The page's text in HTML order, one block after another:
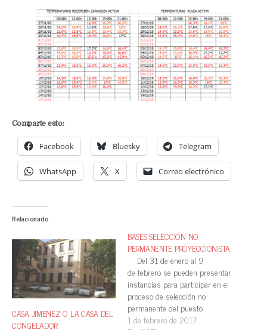
Comparte esto:
Facebook Bluesky Telegram
WhatsApp X Correo electrónico
Relacionado
CASA JIMENEZ O LA CASA DEL
CONGELADOR
BASES SELECCIÓN NO
PERMANENTE PROYECCIONISTA
Del 31 de enero al 9
de febrero se pueden presentar
instancias para participar en el
proceso de selección no
permanente del puesto
de Proyeccionista de
1 de febrero de 2017